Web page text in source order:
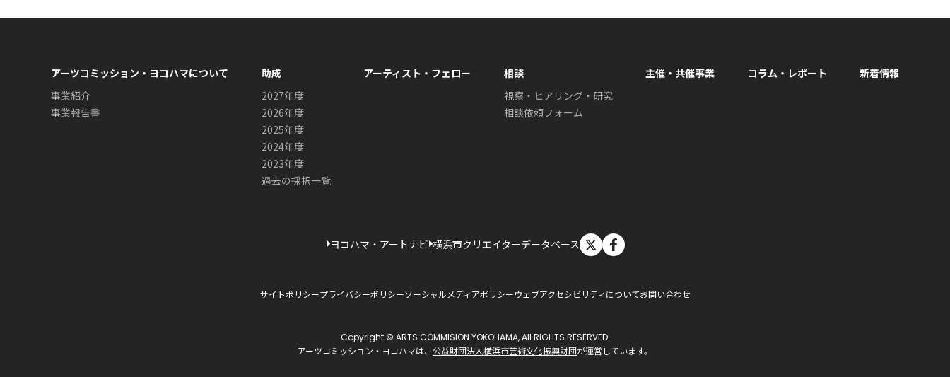
アーツコミッション・ヨコハマについて
事業紹介
事業報告書
助成
2027年度
2026年度
2025年度
2024年度
2023年度
過去の採択一覧
アーティスト・フェロー
相談
視察・ヒアリング・研究
相談依頼フォーム
主催・共催事業 コラム・レポート 新着情報
ヨコハマ・アートナビ 横浜市クリエイターデータベース X
サイトポリシープライバシーポリシーソーシャルメディアポリシーウェブアクセシビリティについてお問い合わせ
Copyright © ARTS COMMISION YOKOHAMA, All RIGHTS RESERVED.
アーツコミッション・ヨコハマは、 公益財団法人横浜市芸術文化振興財団が運営しています。